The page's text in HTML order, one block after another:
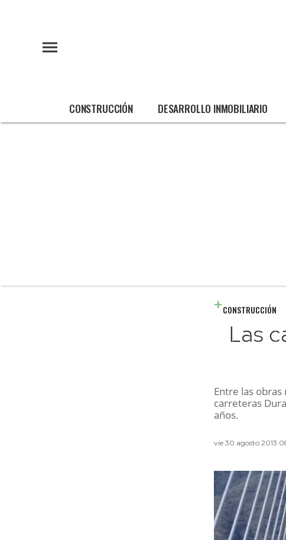
CONSTRUCCIÓN DESARROLLO INMOBILIARIO
CONSTRUCCIÓN
Las
Entre las
carreteras
años.
vie 30 agosto 2013